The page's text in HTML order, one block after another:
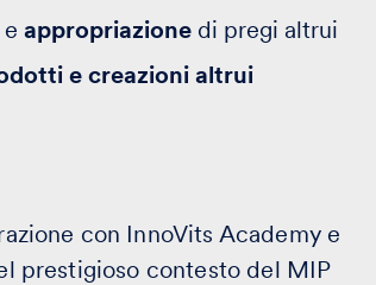
eappropriazione di pregi altrui
e creazioni altrui
con InnoVits Academy e
prestigioso contesto del MIP